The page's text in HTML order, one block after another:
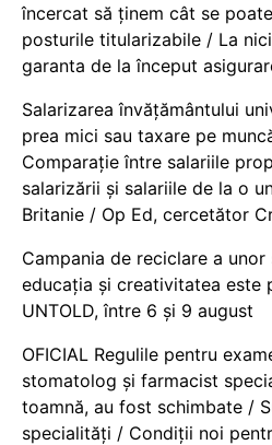
încercat să ținem cât se
posturile titularizabile / La
garanta de la început
Salarizarea învățământului
prea mici sau taxare pe
Comparație între salariile
salarizării și salariile de la o
Britanie / Op Ed, cercetător
Campania de reciclare a
educația și creativitatea este
UNTOLD, între 6 și 9 august
OFICIAL Regulile pentru
stomatolog și farmacist
toamnă, au fost schimbate /
specialități / Condiții noi